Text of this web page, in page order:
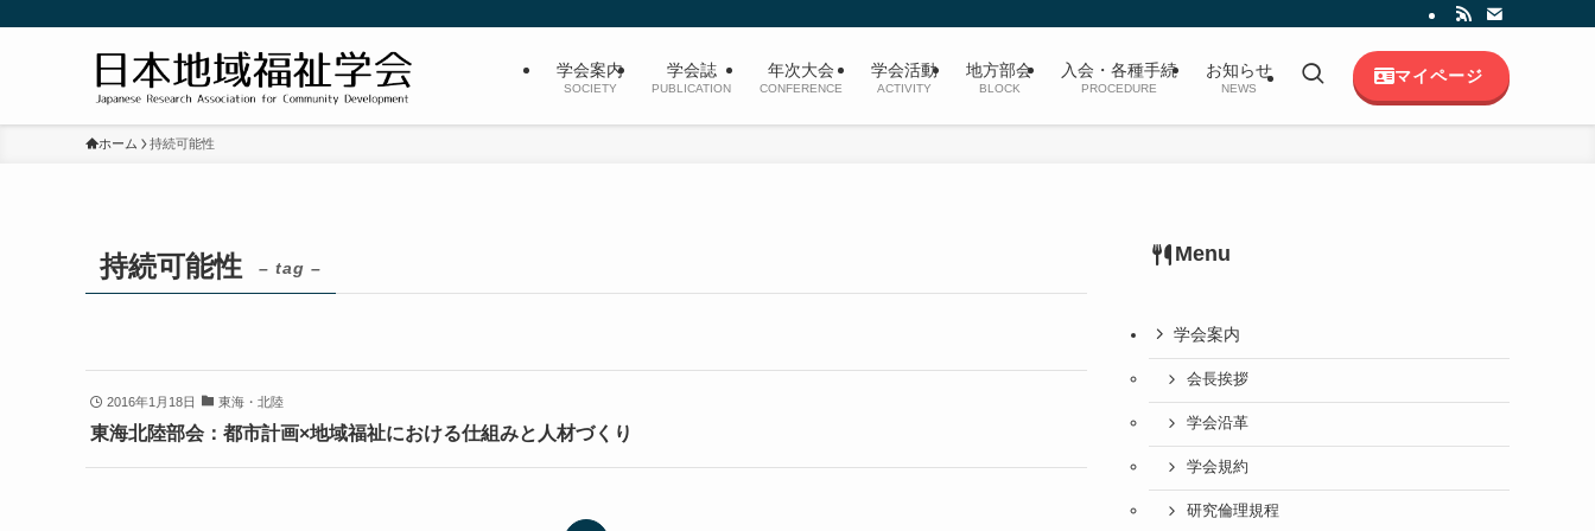
学会案内
SOCIETY
学会誌
PUBLICATION
年次大会
CONFERENCE
学会活動
ACTIVITY
地方部会
BLOCK
入会・各種手続
PROCEDURE
お知らせ
NEWS
マイページ
ホーム 持続可能性
持続可能性 – tag –
2016年1月18日 東海・北陸
東海北陸部会：都市計画×地域福祉における仕組みと人材づくり
Menu
学会案内
会長挨拶
学会沿革
学会規約
研究倫理規程